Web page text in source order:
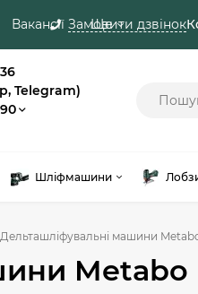
Замовити дзвінок
Вакансії Ще
Telegram)
Шліфмашини
Дельташліфувальні машини
Metabo